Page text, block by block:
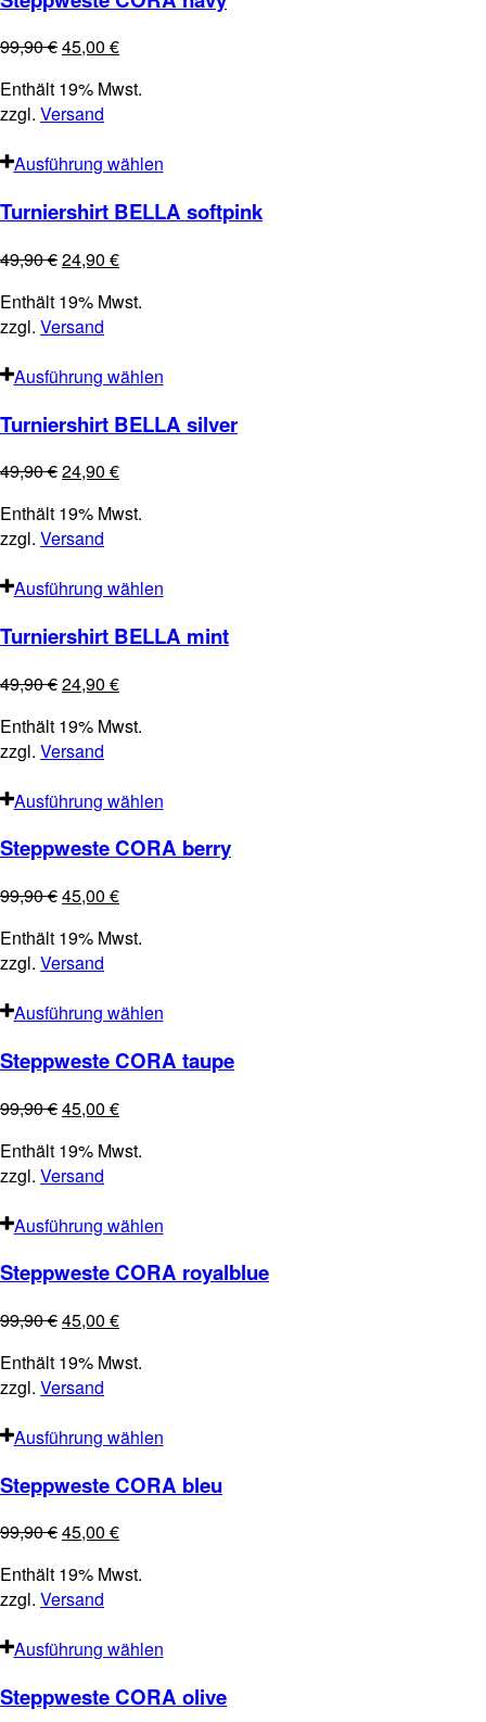
99,90€45,00 €
Enthält 19% Mwst.
zzgl. Versand
Ausführung wählen
Turniershirt BELLA softpink
49,90€24,90 €
Enthält 19% Mwst.
zzgl. Versand
Ausführung wählen
Turniershirt BELLA silver
49,90€24,90 €
Enthält 19% Mwst.
zzgl. Versand
Ausführung wählen
Turniershirt BELLA mint
49,90€24,90 €
Enthält 19% Mwst.
zzgl. Versand
Ausführung wählen
Steppweste CORA berry
99,90€45,00 €
Enthält 19% Mwst.
zzgl. Versand
Ausführung wählen
Steppweste CORA taupe
99,90€45,00 €
Enthält 19% Mwst.
zzgl. Versand
Ausführung wählen
Steppweste CORA royalblue
99,90€45,00 €
Enthält 19% Mwst.
zzgl. Versand
Ausführung wählen
Steppweste CORA bleu
99,90€45,00 €
Enthält 19% Mwst.
zzgl. Versand
Ausführung wählen
Steppweste CORA olive